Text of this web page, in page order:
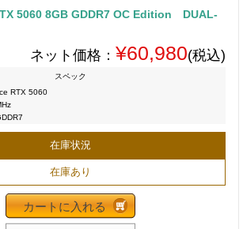
5060 8GB GDDR7 OC Edition DUAL-
ネット価格： ¥60,980(税込)
スペック
RTX 5060
在庫状況
在庫あり
カートに入れる